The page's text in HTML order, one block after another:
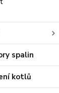
spalin
kotlů